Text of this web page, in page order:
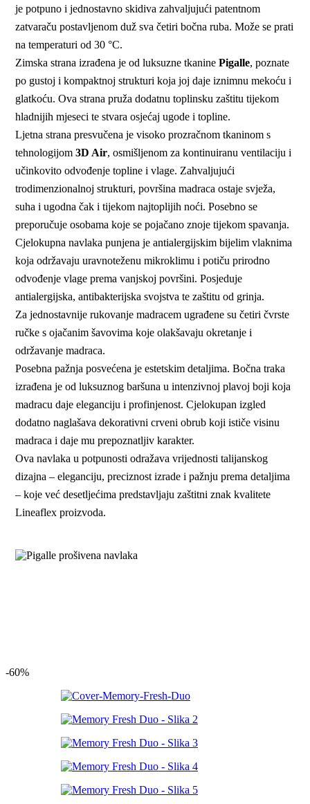
je potpuno i jednostavno skidiva zahvaljujući patentnom
zatvaraču postavljenom duž sva četiri bočna ruba. Može se prati
na temperaturi od 30 °C.
Zimska strana izrađena je od luksuzne tkanine Pigalle, poznate
po gustoj i kompaktnoj strukturi koja joj daje iznimnu mekoću i
glatkoću. Ova strana pruža dodatnu toplinsku zaštitu tijekom
hladnijih mjeseci te stvara osjećaj ugode i topline.
Ljetna strana presvučena je visoko prozračnom tkaninom s
tehnologijom 3D Air, osmišljenom za kontinuiranu ventilaciju i
učinkovito odvođenje topline i vlage. Zahvaljujući
trodimenzionalnoj strukturi, površina madraca ostaje svježa,
suha i ugodna čak i tijekom najtoplijih noći. Posebno se
preporučuje osobama koje se pojačano znoje tijekom spavanja.
Cjelokupna navlaka punjena je antialergijskim bijelim vlaknima
koja održavaju uravnoteženu mikroklimu i potiču prirodno
odvođenje vlage prema vanjskoj površini. Posjeduje
antialergijska, antibakterijska svojstva te zaštitu od grinja.
Za jednostavnije rukovanje madracem ugrađene su četiri čvrste
ručke s ojačanim šavovima koje olakšavaju okretanje i
održavanje madraca.
Posebna pažnja posvećena je estetskim detaljima. Bočna traka
izrađena je od luksuznog baršuna u intenzivnoj plavoj boji koja
madracu daje eleganciju i profinjenost. Cjelokupan izgled
dodatno naglašava dekorativni crveni obrub koji ističe visinu
madraca i daje mu prepoznatljiv karakter.
Ova navlaka u potpunosti odražava vrijednosti talijanskog
dizajna – eleganciju, preciznost izrade i pažnju prema detaljima
– koje već desetljećima predstavljaju zaštitni znak kvalitete
Lineaflex proizvoda.
-60%